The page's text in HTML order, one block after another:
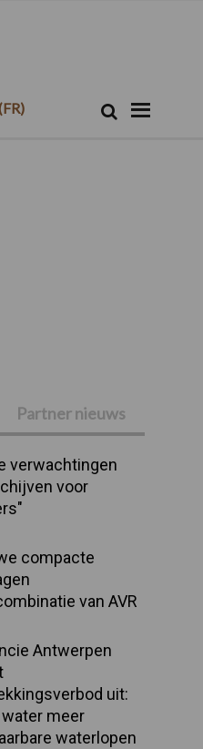
Zoek
Partner nieuws
verwachtingen
voor
compacte
van AVR
Antwerpen
uit:
meer
waterlopen